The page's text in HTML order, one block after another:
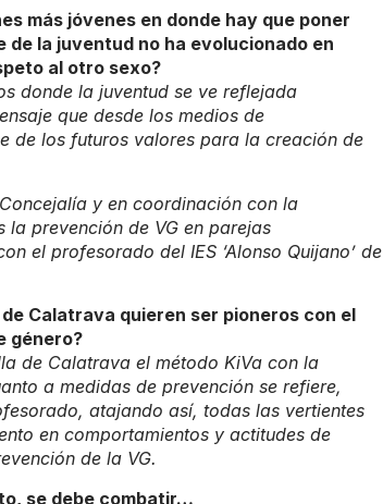
más jóvenes en donde hay que poner
la juventud no ha evolucionado en
al otro sexo?
donde la juventud se ve reflejada
que desde los medios de
de los futuros valores para la creación de
y en coordinación con la
la prevención de VG en parejas
el profesorado del IES ‘Alonso Quijano’ de
Calatrava quieren ser pioneros con el
género?
de Calatrava el método KiVa con la
a medidas de prevención se refiere,
atajando así, todas las vertientes
en comportamientos y actitudes de
de la VG.
se debe combatir…